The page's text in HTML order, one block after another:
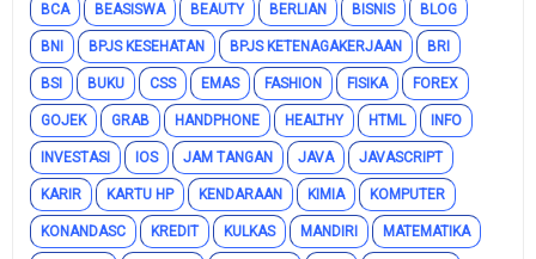
BCA BEASISWA BEAUTY BERLIAN BISNIS BLOG
BNI BPJS KESEHATAN BPJS KETENAGAKERJAAN BRI
BSI BUKU CSS EMAS FASHION FISIKA FOREX
GOJEK GRAB HANDPHONE HEALTHY HTML INFO
INVESTASI IOS JAM TANGAN JAVA JAVASCRIPT
KARIR KARTU HP KENDARAAN KIMIA KOMPUTER
KONANDASC KREDIT KULKAS MANDIRI MATEMATIKA